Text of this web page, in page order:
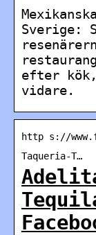
Sverige:
efter
vidare.
http s://
Taqueria-T…